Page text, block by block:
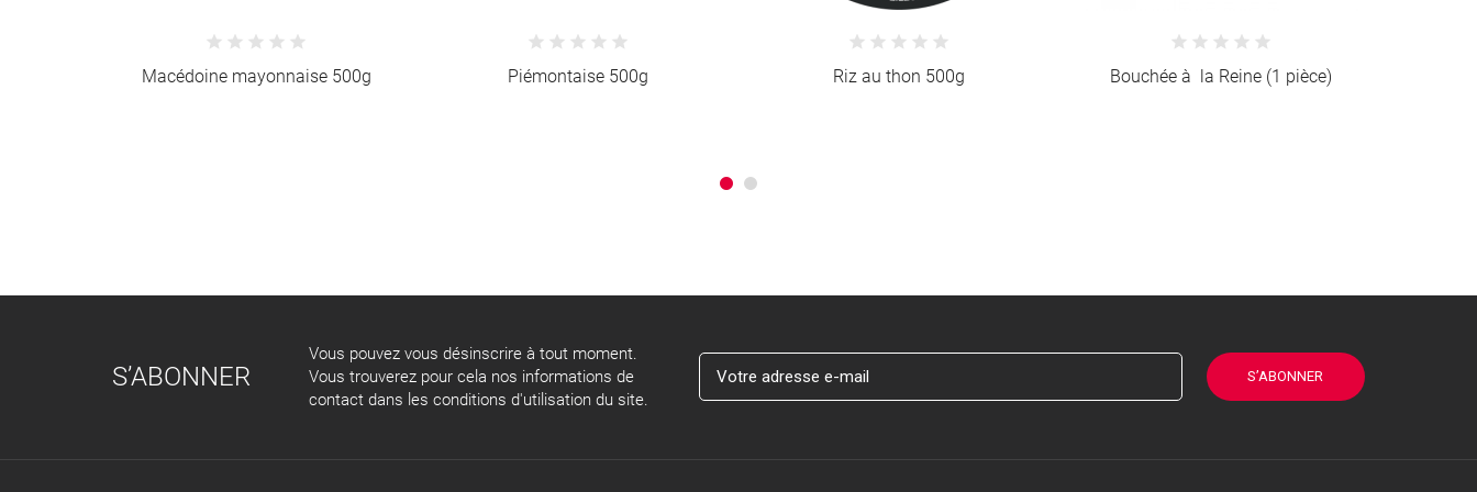
Piémontaise 500g Riz au thon 500g Bouchée à la Reine (1 pièce)
Coquilles Noix St Jacques à la
S’ABONNER
Vous pouvez vous désinscrire à tout moment.
Vous trouverez pour cela nos informations de
contact dans les conditions d'utilisation du site.
S’ABONNER